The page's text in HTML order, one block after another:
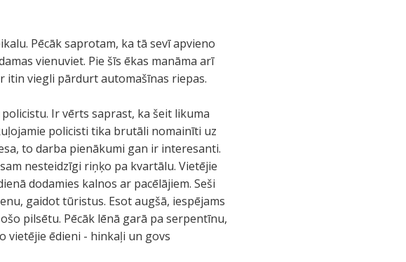
Pēcāk saprotam, ka tā sevī apvieno
vienuviet. Pie šīs ēkas manāma arī
itin viegli pārdurt automašīnas riepas.
Ir vērts saprast, ka šeit likuma
policisti tika brutāli nomainīti uz
to darba pienākumi gan ir interesanti.
nesteidzīgi riņķo pa kvartālu. Vietējie
dodamies kalnos ar pacēlājiem. Seši
gaidot tūristus. Esot augšā, iespējams
pilsētu. Pēcāk lēnā garā pa serpentīnu,
vietējie ēdieni - hinkaļi un govs